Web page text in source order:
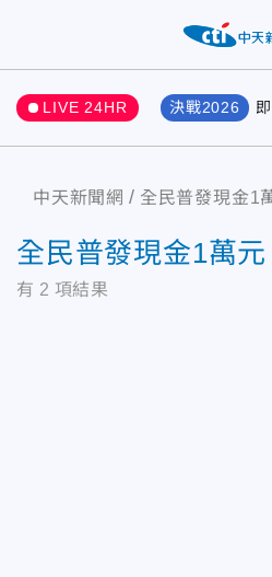
LIVE 24HR 決戰2026
中天新聞網 全民普發現金1
全民普發現金1萬元
有 2 項結果